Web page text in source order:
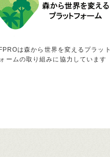
は森から世界を変えるプラット
ームの取り組みに協力しています